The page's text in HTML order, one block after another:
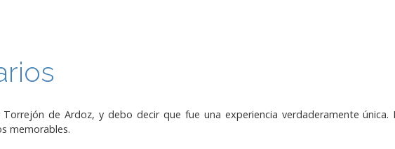
de Ardoz, y debo decir que fue una experiencia verdaderamente
memorables.